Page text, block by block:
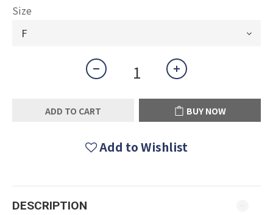
Size
ADD TO CART BUY NOW
Add to Wishlist
DESCRIPTION